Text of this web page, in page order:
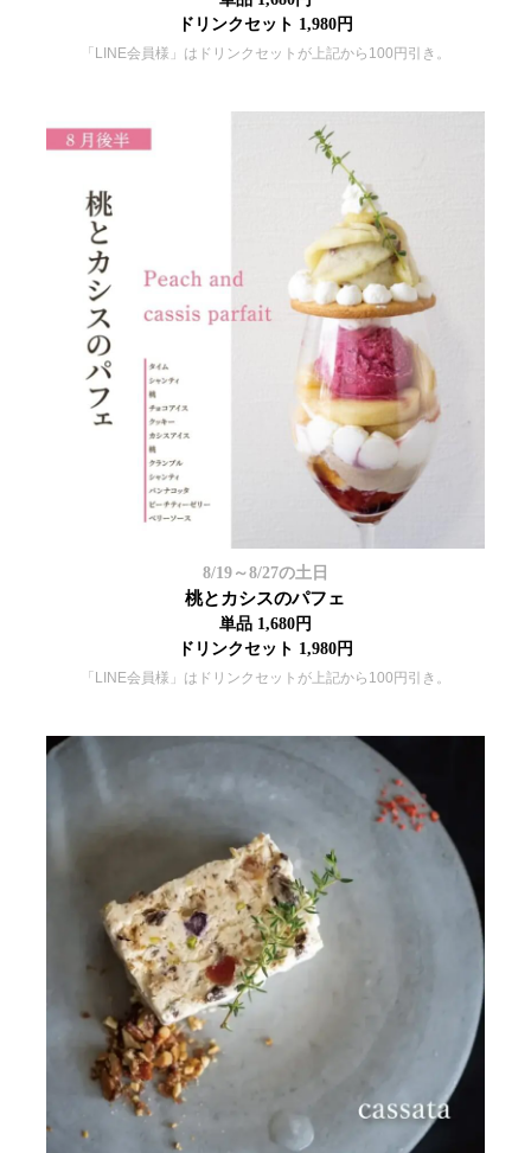
ドリンクセット 1,980円
「LINE会員様」はドリンクセットが上記から100円引き。
8/19～8/27の土日
桃とカシスのパフェ
単品 1,680円
ドリンクセット 1,980円
「LINE会員様」はドリンクセットが上記から100円引き。